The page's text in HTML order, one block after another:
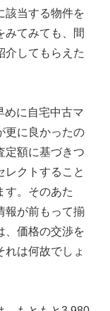
該当する物件を
みてみても、間
介してもらえた
めに自宅中古マ
更に良かったの
定額に基づきつ
レクトすること
す。そのあた
報が前もって揃
、価格の交渉を
れは何故でしょ